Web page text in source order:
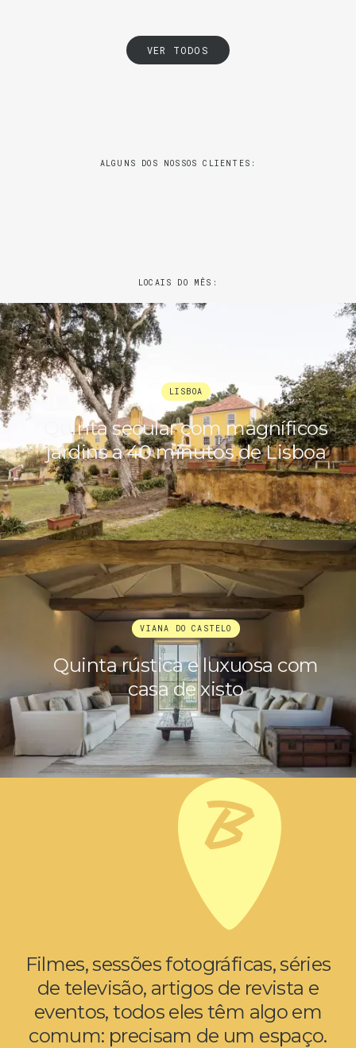
VER TODOS
ALGUNS DOS NOSSOS CLIENTES:
LOCAIS DO MÊS:
LISBOA
Quinta secular com magníficos
jardins a 40 minutos de Lisboa
VIANA DO CASTELO
Quinta rústica e luxuosa com
casa de xisto
Filmes, sessões fotográficas, séries
de televisão, artigos de revista e
eventos, todos eles têm algo em
comum: precisam de um espaço.